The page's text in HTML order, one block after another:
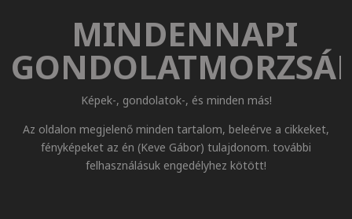
MINDENNAPI
Képek-, gondolatok-, és minden más!
Az oldalon megjelenő minden tartalom, beleérve a cikkeket,
fényképeket az én (Keve Gábor) tulajdonom. további
felhasználásuk engedélyhez kötött!